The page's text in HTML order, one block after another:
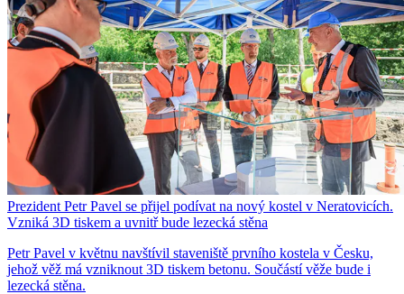
Prezident Petr Pavel se přijel podívat na nový kostel v Neratovicích.
Vzniká 3D tiskem a uvnitř bude lezecká stěna
Petr Pavel v květnu navštívil staveniště prvního kostela v Česku,
jehož věž má vzniknout 3D tiskem betonu. Součástí věže bude i
lezecká stěna.